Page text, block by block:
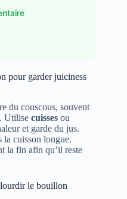
pour garder juiciness
du couscous, souvent
Utilise cuisses ou
et garde du jus.
la cuisson longue.
la fin afin qu’il reste
le bouillon